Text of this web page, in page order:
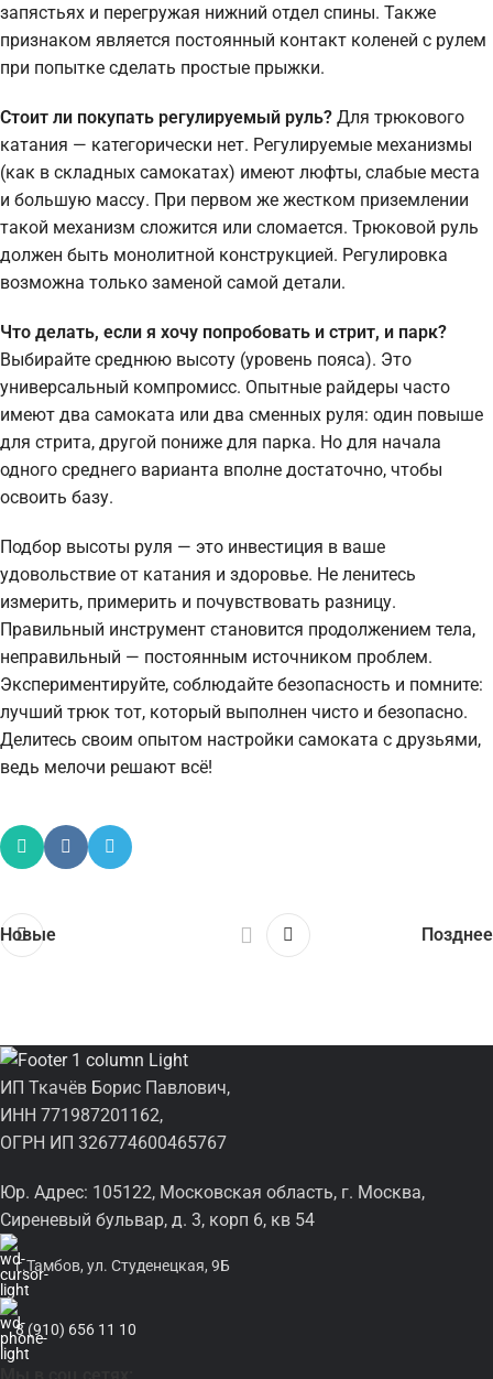
запястьях и перегружая нижний отдел спины. Также
признаком является постоянный контакт коленей с рулем
при попытке сделать простые прыжки.
Стоит ли покупать регулируемый руль? Для трюкового
катания — категорически нет. Регулируемые механизмы
(как в складных самокатах) имеют люфты, слабые места
и большую массу. При первом же жестком приземлении
такой механизм сложится или сломается. Трюковой руль
должен быть монолитной конструкцией. Регулировка
возможна только заменой самой детали.
Что делать, если я хочу попробовать и стрит, и парк?
Выбирайте среднюю высоту (уровень пояса). Это
универсальный компромисс. Опытные райдеры часто
имеют два самоката или два сменных руля: один повыше
для стрита, другой пониже для парка. Но для начала
одного среднего варианта вполне достаточно, чтобы
освоить базу.
Подбор высоты руля — это инвестиция в ваше
удовольствие от катания и здоровье. Не ленитесь
измерить, примерить и почувствовать разницу.
Правильный инструмент становится продолжением тела,
неправильный — постоянным источником проблем.
Экспериментируйте, соблюдайте безопасность и помните:
лучший трюк тот, который выполнен чисто и безопасно.
Делитесь своим опытом настройки самоката с друзьями,
ведь мелочи решают всё!
Новые Позднее
ИП Ткачёв Борис Павлович,
ИНН 771987201162,
ОГРН ИП 326774600465767
Юр. Адрес: 105122, Московская область, г. Москва,
Сиреневый бульвар, д. 3, корп 6, кв 54
г.Тамбов, ул. Студенецкая, 9Б
8 (910) 656 11 10